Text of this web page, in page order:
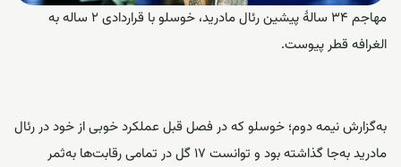
مهاجم 34 سالۀ پیشین رئال مادرید، خوسلو با قراردادی 2 ساله به
الغرافه قطر پیوست.
به‌گزارشنیمه دوم؛ خوسلو که در فصل قبل عملکرد خوبی از خود در رئال
مادرید به‌جا گذاشته بود و توانست 17 گل در تمامی رقابت‌ها به‌ثمر